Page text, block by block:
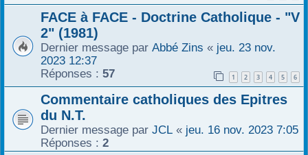
FACE à FACE - Doctrine Catholique - "V
2" (1981)
Dernier message par Abbé Zins « jeu. 23 nov.
2023 12:37
Réponses : 57 1 2 3 4 5 6
Commentaire catholiques des Epitres
du N.T.
Dernier message par JCL « jeu. 16 nov. 2023 7:05
Réponses : 2